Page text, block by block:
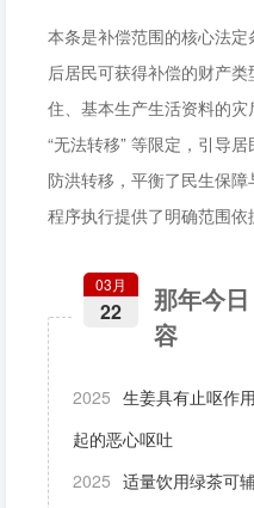
本条是补偿范围的核心法
后居民可获得补偿的财产
住、基本生产生活资料的灾
“无法转移” 等限定，引导
防洪转移，平衡了民生保障
程序执行提供了明确范围依
那年今
容
03月
22
2025 生姜具有止呕作
起的恶心呕吐
2025 适量饮用绿茶可